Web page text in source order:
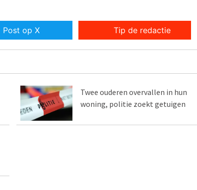
Post op X Tip de redactie
Twee ouderen overvallen in hun
woning, politie zoekt getuigen